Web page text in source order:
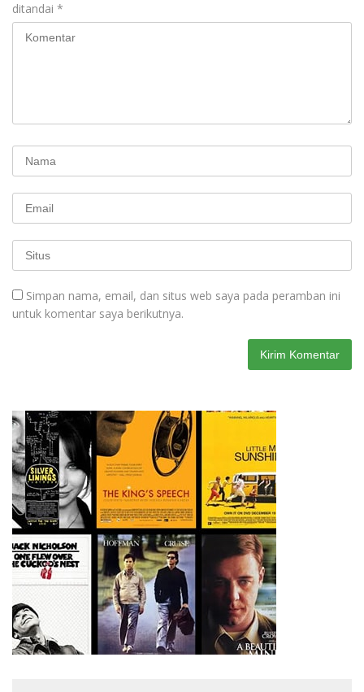
ditandai *
Simpan nama, email, dan situs web saya pada peramban ini
untuk komentar saya berikutnya.